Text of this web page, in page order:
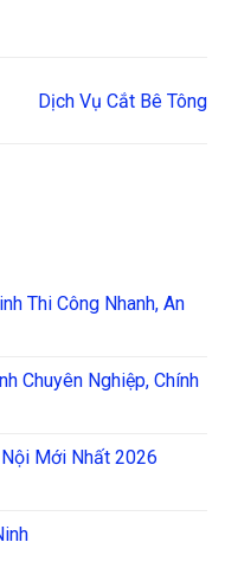
Dịch Vụ Cắt Bê Tông
Thi Công Nhanh, An
Chuyên Nghiệp, Chính
Mới Nhất 2026